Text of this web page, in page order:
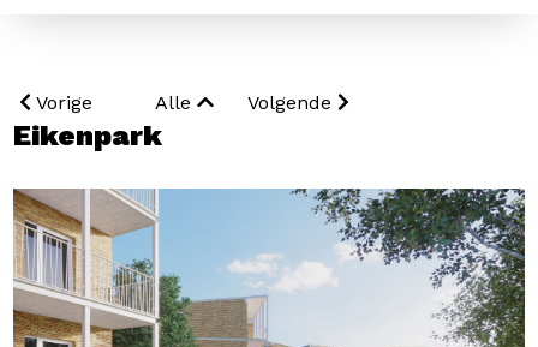
Vorige Alle Volgende
Eikenpark